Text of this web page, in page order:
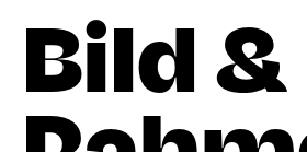
Bild &